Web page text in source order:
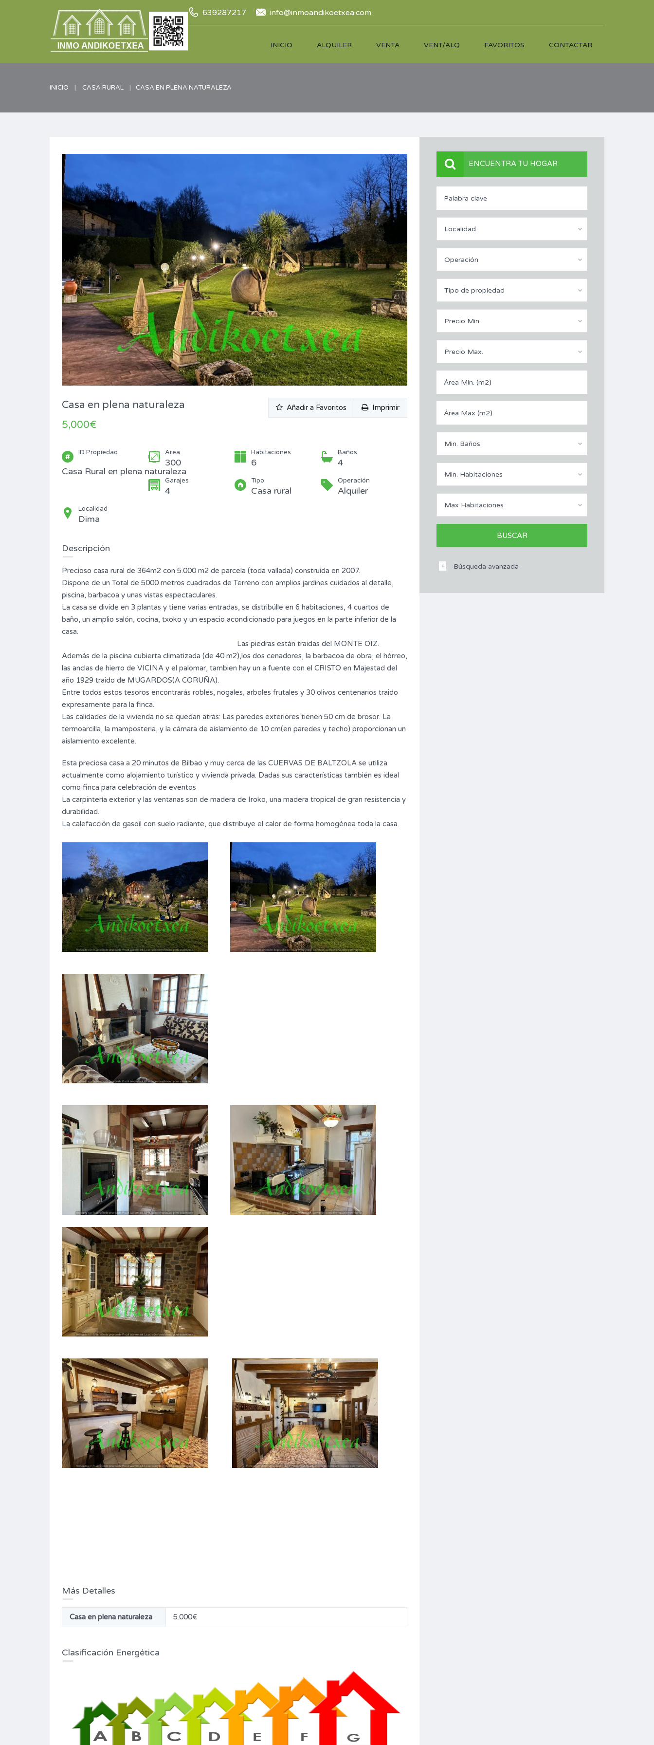
639287217 info@inmoandikoetxea.com
INICIO ALQUILER VENTA VENT/ALQ FAVORITOS CONTACTAR
INICIO CASA RURAL CASA EN PLENA NATURALEZA
Añadir a Favoritos Imprimir
Casa en plena naturaleza
5,000€
ID Propiedad
Casa Rural en plena naturaleza
Area
300
Habitaciones
6
Baños
4
Garajes
4
Tipo
Casa rural
Operación
Alquiler
Localidad
Dima
Descripción
Precioso casa rural de 364m2 con 5.000 m2 de parcela (toda vallada) construida en 2007.
Dispone de un Total de 5000 metros cuadrados de Terreno con amplios jardines cuidados al detalle,
piscina, barbacoa y unas vistas espectaculares.
La casa se divide en 3 plantas y tiene varias entradas, se distribúlle en 6 habitaciones, 4 cuartos de
baño, un amplio salón, cocina, txoko y un espacio acondicionado para juegos en la parte inferior de la
casa.
Las piedras están traidas del MONTE OIZ.
Además de la piscina cubierta climatizada (de 40 m2),los dos cenadores, la barbacoa de obra, el hórreo,
las anclas de hierro de VICINA y el palomar, tambien hay un a fuente con el CRISTO en Majestad del
año 1929 traido de MUGARDOS(A CORUÑA).
Entre todos estos tesoros encontrarás robles, nogales, arboles frutales y 30 olivos centenarios traido
expresamente para la finca.
Las calidades de la vivienda no se quedan atrás: Las paredes exteriores tienen 50 cm de brosor. La
termoarcilla, la mamposteria, y la cámara de aislamiento de 10 cm(en paredes y techo) proporcionan un
aislamiento excelente.
Esta preciosa casa a 20 minutos de Bilbao y muy cerca de las CUERVAS DE BALTZOLA se utiliza
actualmente como alojamiento turístico y vivienda privada. Dadas sus características también es ideal
como finca para celebración de eventos
La carpintería exterior y las ventanas son de madera de Iroko, una madera tropical de gran resistencia y
durabilidad.
La calefacción de gasoil con suelo radiante, que distribuye el calor de forma homogénea toda la casa.
Más Detalles
Casa en plena naturaleza 5.000€
Clasificación Energética
ENCUENTRA TU HOGAR
Localidad
Operación
Tipo de propiedad
Precio Min.
Precio Max.
Min. Baños
Min. Habitaciones
Max Habitaciones
Búsqueda avanzada